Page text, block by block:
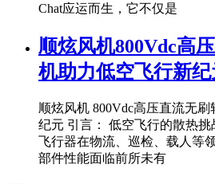
Chat应运而生，它不仅是
顺炫风机800Vdc高
机助力低空飞行新纪
顺炫风机 800Vdc高压直流无
纪元 引言： 低空飞行的散热
飞行器在物流、巡检、载人等
部件性能面临前所未有